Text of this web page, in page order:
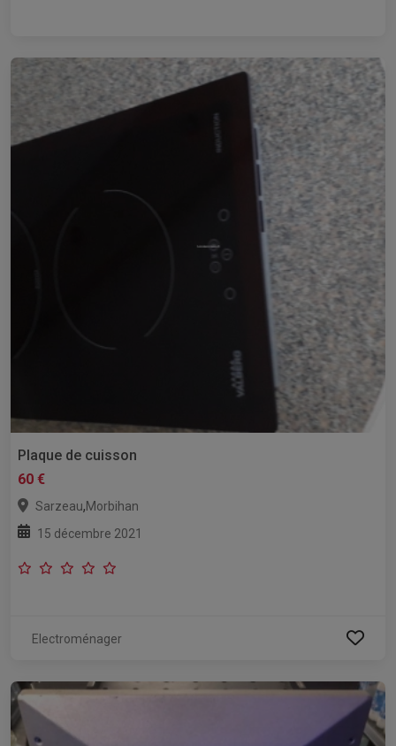
Plaque de cuisson
60 €
Sarzeau,Morbihan
15 décembre 2021
Electroménager